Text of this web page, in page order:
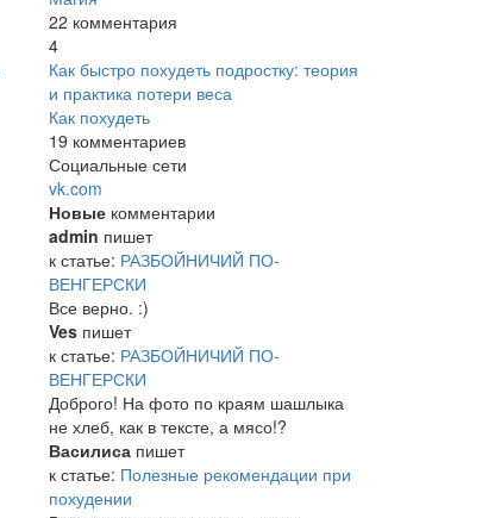
22 комментария
4
Как быстро похудеть подростку: теория
и практика потери веса
Как похудеть
19 комментариев
Социальные сети
vk.com
Новыекомментарии
admin пишет
к статье: РАЗБОЙНИЧИЙ ПО-
ВЕНГЕРСКИ
Все верно. :)
Vesпишет
к статье: РАЗБОЙНИЧИЙ ПО-
ВЕНГЕРСКИ
Доброго! На фото по краям шашлыка
не хлеб, как в тексте, а мясо!?
Василисапишет
к статье: Полезные рекомендации при
похудении